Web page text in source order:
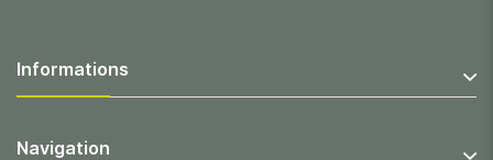
Informations
Navigation